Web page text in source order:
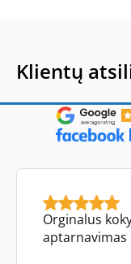
Klientų
Orginalus